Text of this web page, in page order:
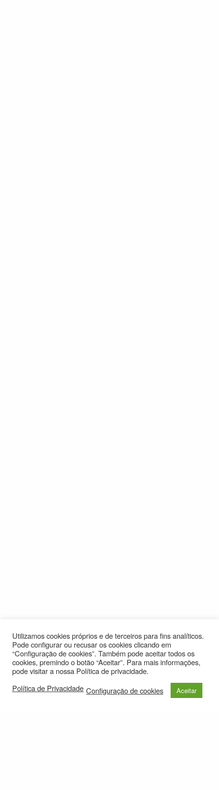
Utilizamos cookies próprios e de terceiros para fins analíticos.
Pode configurar ou recusar os cookies clicando em
“Configuração de cookies”. Também pode aceitar todos os
cookies, premindo o botão “Aceitar”. Para mais informações,
pode visitar a nossa Política de privacidade.
Política de Privacidade Configuração de cookies Aceitar